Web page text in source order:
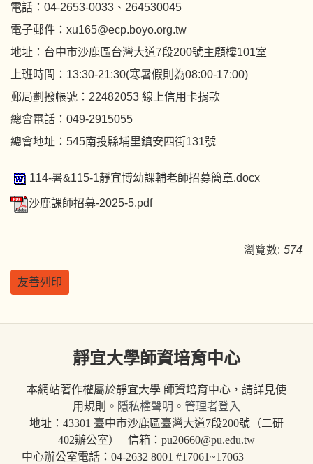
電話：04-2653-0033、264530045
電子郵件：xu165@ecp.boyo.org.tw
地址：台中市沙鹿區台灣大道7段200號主顧樓101室
上班時間：13:30-21:30(寒暑假則為08:00-17:00)
郵局劃撥帳號：22482053 線上信用卡捐款
總會電話：049-2915055
總會地址：545南投縣埔里鎮安四街131號
114-暑&115-1靜宜博幼課輔老師招募簡章.docx
沙鹿課師招募-2025-5.pdf
瀏覽數: 574
友善列印
靜宜大學師資培育中心
本網站著作權屬於靜宜大學 師資培育中心，請詳見使
用規則。 隱私權聲明 。 管理者登入
地址：43301 臺中市沙鹿區臺灣大道7段200號（二研
402辦公室） 信箱：pu20660@pu.edu.tw
中心辦公室電話：04-2632 8001 #17061~17063